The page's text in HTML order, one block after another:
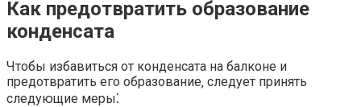
Как предотвратить образование
конденсата
Чтобы избавиться от конденсата на балконе и
предотвратить его образование‚ следует принять
следующие меры⁚